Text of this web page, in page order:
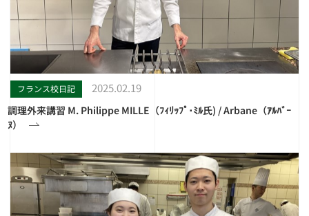
フランス校日記 2025.02.19
調理外来講習 M. Philippe MILLE（ﾌｨﾘｯﾌﾟ･ﾐﾙ氏) / Arbane（ｱﾙﾊﾞｰ
ﾇ）